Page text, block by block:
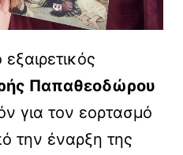
Παπαθεοδώρου
για τον εορτασμό
την έναρξη της